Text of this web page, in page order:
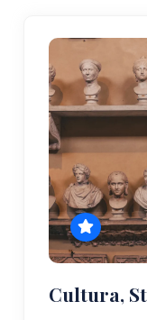
Cultura,